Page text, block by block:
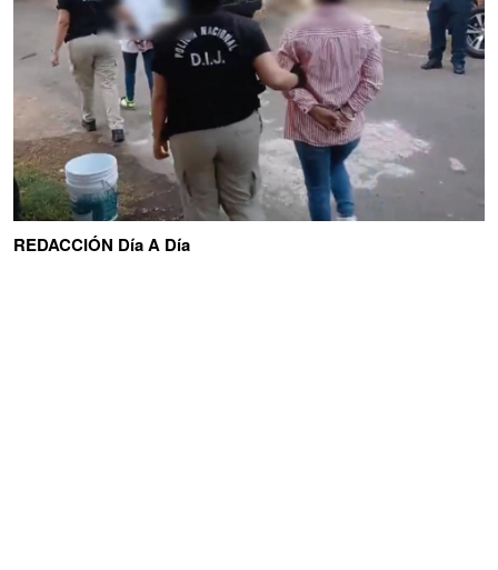
REDACCIÓN Día A Día